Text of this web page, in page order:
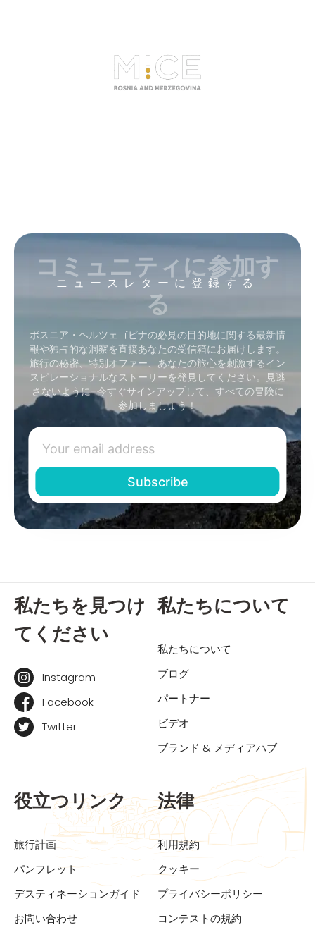
ニュースレターに登録する
コミュニティに参加す
る
ボスニア・ヘルツェゴビナの必見の目的地に関する最新情
報や独占的な洞察を直接あなたの受信箱にお届けします。
旅行の秘密、特別オファー、あなたの旅心を刺激するイン
スピレーショナルなストーリーを発見してください。見逃
さないように–今すぐサインアップして、すべての冒険に
参加しましょう！
私たちを見つけ
てください
Instagram
Facebook
Twitter
私たちについて
私たちについて
ブログ
パートナー
ビデオ
ブランド & メディアハブ
役立つリンク
旅行計画
パンフレット
デスティネーションガイド
お問い合わせ
法律
利用規約
クッキー
プライバシーポリシー
コンテストの規約